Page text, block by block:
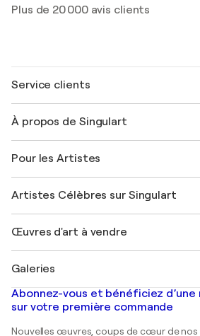
Plus de 20 000 avis clients
Service clients
Expédition
Offrir une carte cadeau
Rejoignez notre programme
Mon compte
+33 1 76 44 06 42
À propos de Singulart
FAQ
Magazine Singulart
Emplois
Découvrez une sélection d'art original
Pour les Artistes
Se connecter en tant qu'Artiste
Artistes Célèbres sur Singulart
Marc Chagall
Banksy
Mr. Brainwash
Shepard Fairey
Œuvres d'art à vendre
Tableaux abstraits à vendre
Peintures de paysage
Estampes
Galeries
Galeries d'art en France
Galeries d'art en Belgique
Abonnez-vous et bénéficiez d’une
sur votre première commande
Nouvelles œuvres, coups de cœur de nos